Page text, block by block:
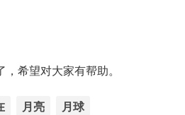
希望对大家有帮助。
月亮 月球